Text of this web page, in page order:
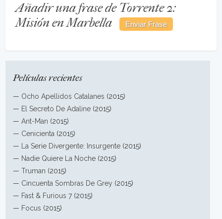
Añadir una frase de Torrente 2:
Misión en Marbella
Películas recientes
— Ocho Apellidos Catalanes (2015)
— El Secreto De Adaline (2015)
—Ant-Man (2015)
— Cenicienta (2015)
—
La Serie Divergente: Insurgente (2015)
— Nadie Quiere La Noche (2015)
—Truman (2015)
— Cincuenta Sombras De Grey (2015)
— Fast & Furious 7 (2015)
— Focus (2015)